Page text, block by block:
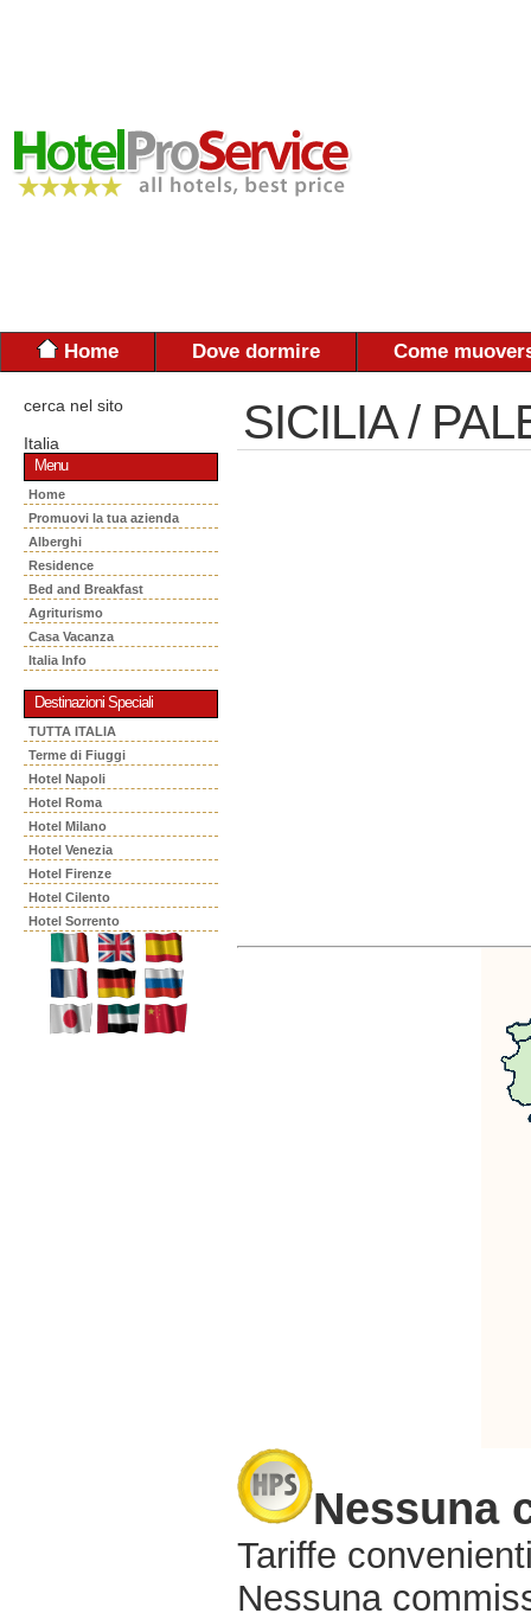
Home Dove dormire Come
cerca nel sito
Italia
Menu
Home
Promuovi la tua azienda
Alberghi
Residence
Bed and Breakfast
Agriturismo
Casa Vacanza
Italia Info
Destinazioni Speciali
TUTTA ITALIA
Terme di Fiuggi
Hotel Napoli
Hotel Roma
Hotel Milano
Hotel Venezia
Hotel Firenze
Hotel Cilento
Hotel Sorrento
SICILIA /
Nessuna
Tariffe
Nessuna